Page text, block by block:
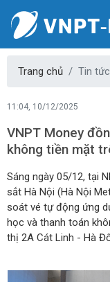
Trang chủ Tin tức
11:04, 10/12/2025
VNPT Money
không tiền mặt
Sáng ngày 05/12, tại
sắt Hà Nội (Hà Nội
soát vé tự động ứng
học và thanh toán
thị 2A Cát Linh - Hà